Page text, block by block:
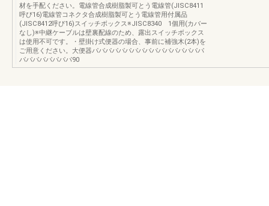
材を手配ください。電線管合成樹脂製可とう電線管(JISC8411
呼び16)電線管コネクタ合成樹脂製可とう電線管用付属品
(JISC8412呼び16)スイッチボックス※JISC8340 1個用(カバー
なし)※中継ケーブルは壁裏配線のため、露出スイッチボックス
は使用不可です。・壁掛け式便器の場合、事前に補強木(2本)を
ご用意ください。大便器パパパパパパパパパパパパパパパパパ
パパパパパパパパ90